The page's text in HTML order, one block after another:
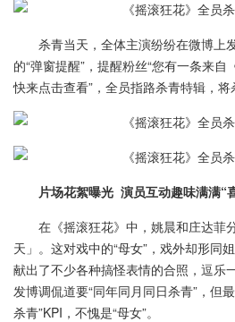
杀青当天，全体主演纷纷在微博上
的“弹窗提醒”，提醒粉丝“您有一条来自
快来点击查看”，全员指路杀青特辑，将
片场花絮曝光 演员互动趣味满满“
在《摇滚狂花》中，姚晨和庄达菲
天」。这对戏中的“母女”，戏外却形同
献出了不少各种搞怪表情的合照，逗乐
发博调侃道要“同年同月同日杀青”，但
杀青”KPI，不愧是“母女”。